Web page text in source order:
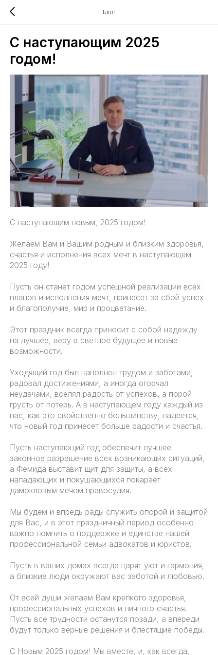
Блог
С наступающим 2025
годом!
С наступающим новым, 2025 годом!
Желаем Вам и Вашим родным и близким здоровья,
счастья и исполнения всех мечт в наступающем
2025 году!
Пусть он станет годом успешной реализации всех
планов и исполнения мечт, принесет за сбой успех
и благополучие, мир и процветание.
Этот праздник всегда приносит с собой надежду
на лучшее, веру в светлое будущее и новые
возможности.
Уходящий год был наполнен трудом и заботами,
радовал достижениями, а иногда огорчал
неудачами, вселял радость от успехов, а порой
грусть от потерь. А в наступающем году каждый из
нас, как это свойственно большинству, надеется,
что новый год принесет больше радости и счастья.
Пусть наступающий год обеспечит лучшее
законное разрешение всех возникающих ситуаций,
а Фемида выставит щит для защиты, а всех
нападающих и покушающихся покарает
дамокловым мечом правосудия.
Мы будем и впредь рады служить опорой и защитой
для Вас, и в этот праздничный период особенно
важно помнить о поддержке и единстве нашей
профессиональной семьи адвокатов и юристов.
Пусть в ваших домах всегда царят уют и гармония,
а близкие люди окружают вас заботой и любовью.
От всей души желаем Вам крепкого здоровья,
профессиональных успехов и личного счастья.
Пусть все трудности останутся позади, а впереди
будут только верные решения и блестящие победы.
С Новым 2025 годом! Мы вместе, и, как всегда,